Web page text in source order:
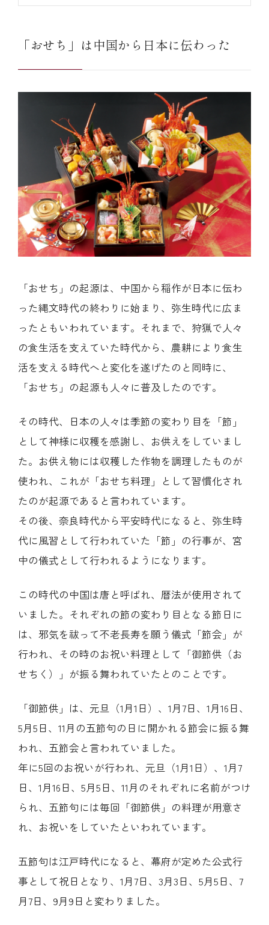
「おせち」は中国から日本に伝わった
「おせち」の起源は、中国から稲作が日本に伝わ
った縄文時代の終わりに始まり、弥生時代に広ま
ったともいわれています。それまで、狩猟で人々
の食生活を支えていた時代から、農耕により食生
活を支える時代へと変化を遂げたのと同時に、
「おせち」の起源も人々に普及したのです。
その時代、日本の人々は季節の変わり目を「節」
として神様に収穫を感謝し、お供えをしていまし
た。お供え物には収穫した作物を調理したものが
使われ、これが「おせち料理」として習慣化され
たのが起源であると言われています。
その後、奈良時代から平安時代になると、弥生時
代に風習として行われていた「節」の行事が、宮
中の儀式として行われるようになります。
この時代の中国は唐と呼ばれ、暦法が使用されて
いました。それぞれの節の変わり目となる節日に
は、邪気を祓って不老長寿を願う儀式「節会」が
行われ、その時のお祝い料理として「御節供（お
せちく）」が振る舞われていたとのことです。
「御節供」は、元旦（1月1日）、1月7日、1月16日、
5月5日、11月の五節句の日に開かれる節会に振る舞
われ、五節会と言われていました。
年に5回のお祝いが行われ、元旦（1月1日）、1月7
日、1月16日、5月5日、11月のそれぞれに名前がつけ
られ、五節句には毎回「御節供」の料理が用意さ
れ、お祝いをしていたといわれています。
五節句は江戸時代になると、幕府が定めた公式行
事として祝日となり、1月7日、3月3日、5月5日、7
月7日、9月9日と変わりました。